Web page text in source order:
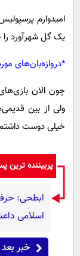
امیدوارم
یک گل شهرآورد را
*دروازه‌بان‌های
چون الان
ولی از بین
خیلی دوست
پربیننده
ابطحی:
اسلامی
خبر بعد